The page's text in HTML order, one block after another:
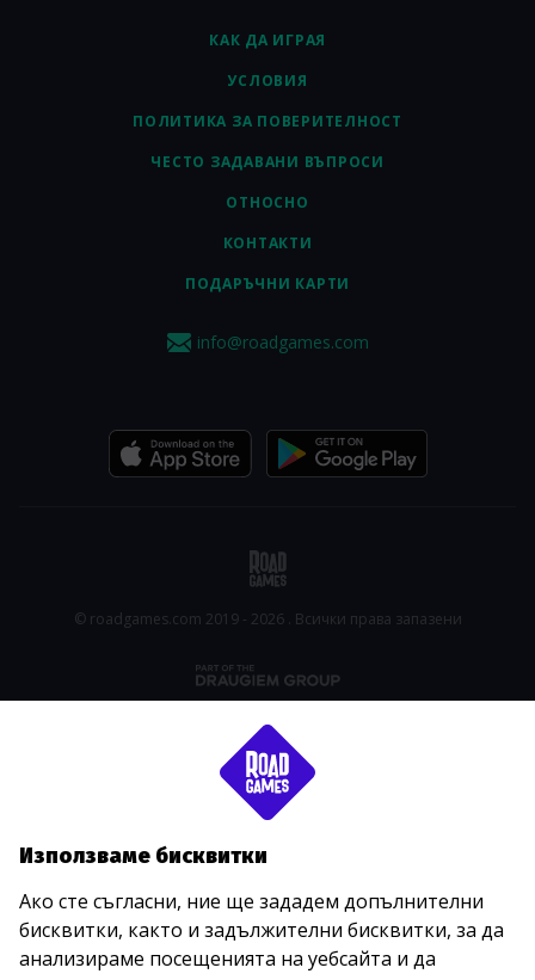
КАК ДА ИГРАЯ
УСЛОВИЯ
ПОЛИТИКА ЗА ПОВЕРИТЕЛНОСТ
ЧЕСТО ЗАДАВАНИ ВЪПРОСИ
ОТНОСНО
КОНТАКТИ
ПОДАРЪЧНИ КАРТИ
info@roadgames.com
© roadgames.com 2019 - 2026 . Всички права запазени
Използваме бисквитки
Ако сте съгласни, ние ще зададем допълнителни
бисквитки, както и задължителни бисквитки, за да
анализираме посещенията на уебсайта и да